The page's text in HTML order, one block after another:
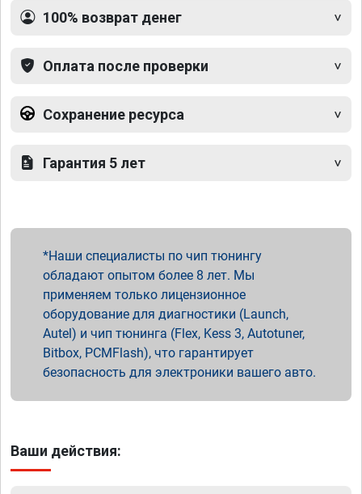
100% возврат денег
Оплата после проверки
Сохранение ресурса
Гарантия 5 лет
Наши специалисты по чип тюнингу
обладают опытом более 8 лет. Мы
применяем только лицензионное
оборудование для диагностики (Launch,
Autel) и чип тюнинга (Flex, Kess 3, Autotuner,
Bitbox, PCMFlash), что гарантирует
безопасность для электроники вашего авто.
Ваши действия: